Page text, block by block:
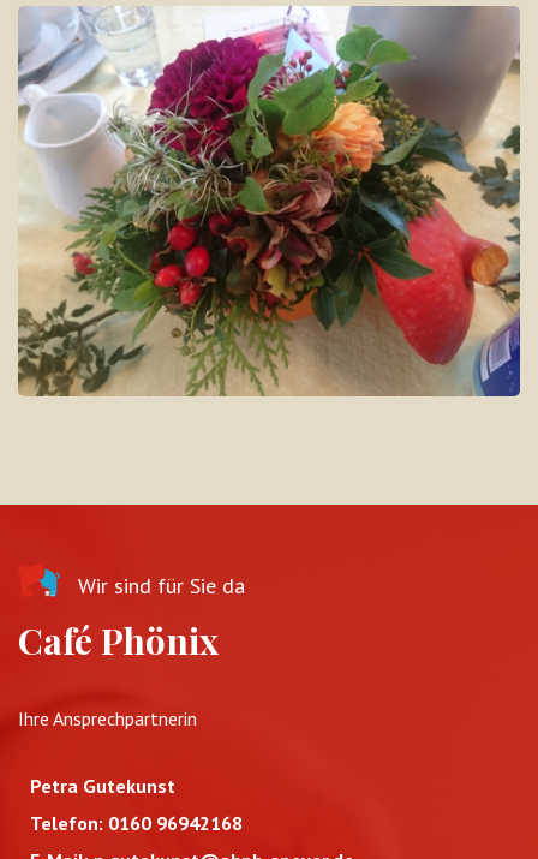
Wir sind für Sie da
Café Phönix
Ihre Ansprechpartnerin
Petra Gutekunst
Telefon: 0160 96942168